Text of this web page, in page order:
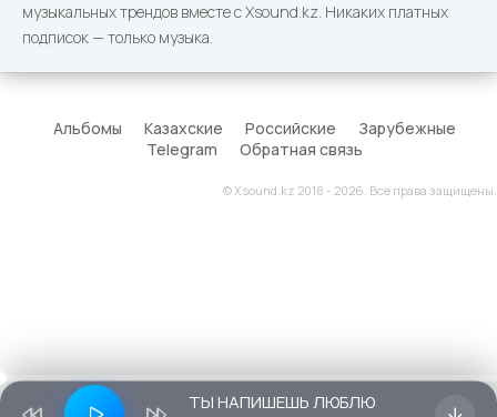
музыкальных трендов вместе с Xsound.kz. Никаких платных
подписок — только музыка.
Альбомы Казахские Российские
Зарубежные
Telegram
Обратная связь
© Xsound.kz 2018 - 2026. Все права защищены.
ТЫ НАПИШЕШЬ ЛЮБЛЮ